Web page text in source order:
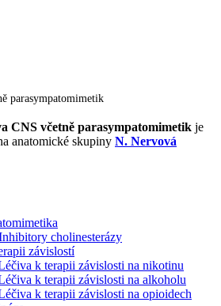
parasympatomimetik
CNS včetně parasympatomimetik je
anatomické skupiny N. Nervová
cholinesterázy
závislostí
k terapii závislosti na nikotinu
k terapii závislosti na alkoholu
k terapii závislosti na opioidech